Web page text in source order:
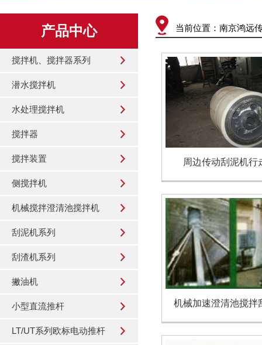
产品中心
搅拌机、搅拌器系列
潜水搅拌机
水处理搅拌机
搅拌器
搅拌装置
侧搅拌机
机械搅拌澄清池搅拌机
刮泥机系列
刮渣机系列
撇油机
小型直流推杆
LT/UT系列欧标电动推杆
当前位置： 南京鸿远
周边传动刮泥机行
机械加速澄清池搅拌